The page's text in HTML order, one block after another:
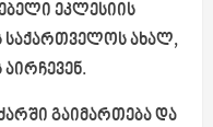
ეკლესიის
საქართველოს ახალ,
გაიმართება და